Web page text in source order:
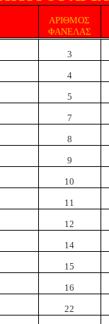
ΑΡΙΘΜΟΣ
ΦΑΝΕΛΑΣ
3
4
5
7
8
9
10
11
12
14
15
16
22